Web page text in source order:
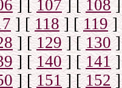
] [107] [108]
] [118] [119]
] [129] [ 130]
] [140] [141]
] [151] [152]